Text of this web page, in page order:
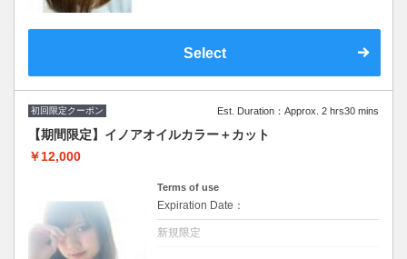
胞テクノロジーを使った『次世代頭皮トリー
Select
初回限定クーポン Est. Duration：Approx. 2 hrs30 mins
【期間限定】イノアオイルカラー＋カット
￥12,000
Terms of use
Expiration Date：
新規限定